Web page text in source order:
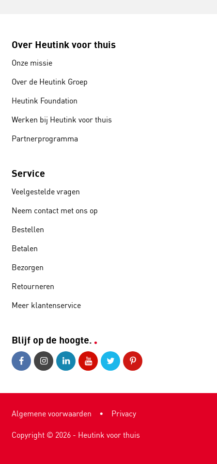
Over Heutink voor thuis
Onze missie
Over de Heutink Groep
Heutink Foundation
Werken bij Heutink voor thuis
Partnerprogramma
Service
Veelgestelde vragen
Neem contact met ons op
Bestellen
Betalen
Bezorgen
Retourneren
Meer klantenservice
Blijf op de hoogte.
Algemene voorwaarden • Privacy
Copyright © 2026 - Heutink voor thuis